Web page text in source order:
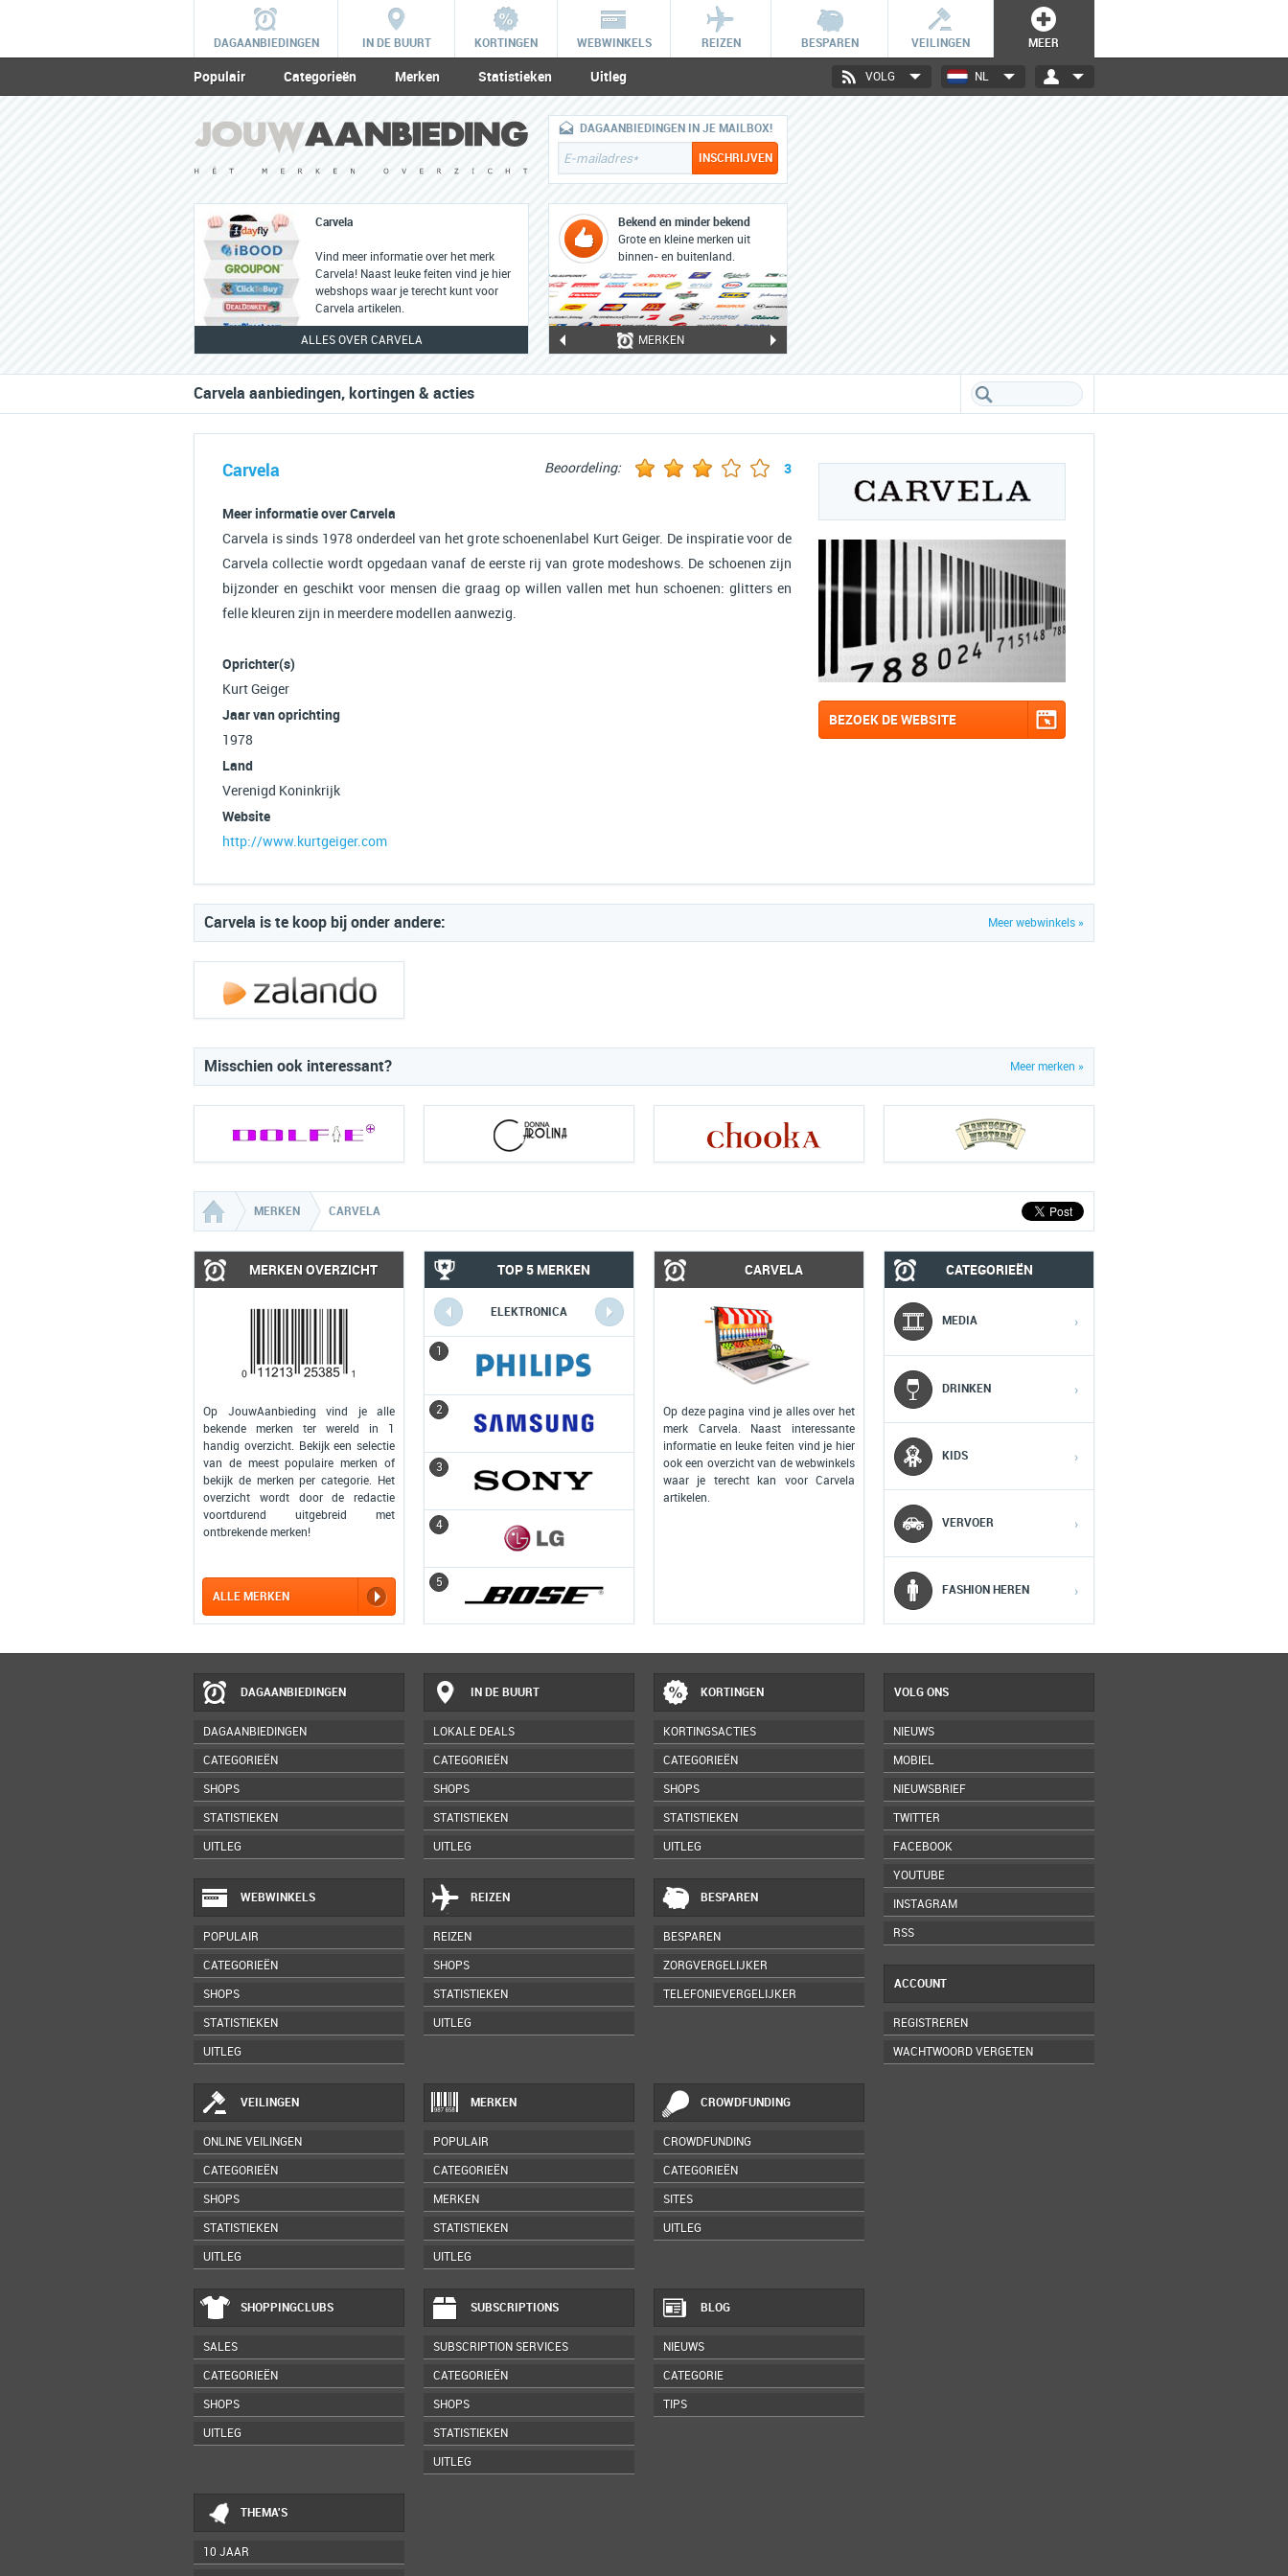
DAGAANBIEDINGEN IN DE BUURT KORTINGEN WEBWINKELS REIZEN BESPAREN VEILINGEN MEER
Populair Categorieën Merken Statistieken Uitleg NL
VOLG
Carvela
Vind meer informatie over het merk
Carvela! Naast leuke feiten vind je hier
webshops waar je terecht kunt voor
Carvela artikelen.
ALLES OVER CARVELA
DAGAANBIEDINGEN IN JE MAILBOX!
Bekend én minder bekend
Grote en kleine merken uit
binnen- en buitenland.
MERKEN
Carvela aanbiedingen, kortingen & acties
Carvela Beoordeling: 3
Meer informatie over Carvela
Carvela is sinds 1978 onderdeel van het grote schoenenlabel Kurt Geiger. De inspiratie voor de
Carvela collectie wordt opgedaan vanaf de eerste rij van grote modeshows. De schoenen zijn
bijzonder en geschikt voor mensen die graag op willen vallen met hun schoenen: glitters en
felle kleuren zijn in meerdere modellen aanwezig.
Oprichter(s)
Kurt Geiger
Jaar van oprichting
1978
Land
Verenigd Koninkrijk
Website
http://www.kurtgeiger.com
BEZOEK DE WEBSITE
Meer webwinkels »
Carvela is te koop bij onder andere:
Meer merken »
Misschien ook interessant?
MERKEN CARVELA
MERKEN OVERZICHT
Op JouwAanbieding vind je alle
bekende merken ter wereld in 1
handig overzicht. Bekijk een selectie
van de meest populaire merken of
bekijk de merken per categorie. Het
overzicht wordt door de redactie
voortdurend uitgebreid met
ontbrekende merken!
ALLE MERKEN
TOP 5 MERKEN
ELEKTRONICA
1
2
3
4
5
COMPUTERS MOBIEL
2
3
CARVELA
Op deze pagina vind je alles over het
merk Carvela. Naast interessante
informatie en leuke feiten vind je hier
ook een overzicht van de webwinkels
waar je terecht kan voor Carvela
artikelen.
CATEGORIEËN
MEDIA ›
DRINKEN ›
KIDS ›
VERVOER ›
FASHION HEREN ›
DAGAANBIEDINGEN
DAGAANBIEDINGEN
CATEGORIEËN
SHOPS
STATISTIEKEN
UITLEG
IN DE BUURT
LOKALE DEALS
CATEGORIEËN
SHOPS
STATISTIEKEN
UITLEG
KORTINGEN
KORTINGSACTIES
CATEGORIEËN
SHOPS
STATISTIEKEN
UITLEG
WEBWINKELS
POPULAIR
CATEGORIEËN
SHOPS
STATISTIEKEN
UITLEG
REIZEN
REIZEN
SHOPS
STATISTIEKEN
UITLEG
BESPAREN
BESPAREN
ZORGVERGELIJKER
TELEFONIEVERGELIJKER
VEILINGEN
ONLINE VEILINGEN
CATEGORIEËN
SHOPS
STATISTIEKEN
UITLEG
MERKEN
POPULAIR
CATEGORIEËN
MERKEN
STATISTIEKEN
UITLEG
CROWDFUNDING
CROWDFUNDING
CATEGORIEËN
SITES
UITLEG
SHOPPINGCLUBS
SALES
CATEGORIEËN
SHOPS
UITLEG
SUBSCRIPTIONS
SUBSCRIPTION SERVICES
CATEGORIEËN
SHOPS
STATISTIEKEN
UITLEG
BLOG
NIEUWS
CATEGORIE
TIPS
THEMA'S
10 JAAR
VOLG ONS
NIEUWS
MOBIEL
NIEUWSBRIEF
TWITTER
FACEBOOK
YOUTUBE
INSTAGRAM
RSS
ACCOUNT
REGISTREREN
WACHTWOORD VERGETEN